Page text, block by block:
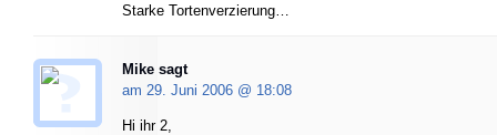
Starke Tortenverzierung…
Mike sagt
am 29. Juni 2006 @ 18:08
Hi ihr 2,